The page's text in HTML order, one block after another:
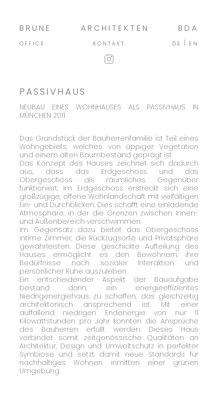
BRUNE ARCHITEKTEN BDA
OFFICE KONTAKT DE EN
PASSIVHAUS
NEUBAU EINES WOHNHAUSES ALS PASSIVHAUS IN
MÜNCHEN 2011
Das Grundstück der Bauherrenfamilie ist Teil eines
Wohngebiets, welches von üppiger Vegetation
und einem alten Baumbestand geprägt ist.
Das Konzept des Hauses zeichnet sich dadurch
aus, dass das Erdgeschoss und das
Obergeschoss als räumliches Gegenüber
funktioniert. Im Erdgeschoss erstreckt sich eine
großzügige, offene Wohnlandschaft mit vielfältigen
Ein- und Durchblicken. Dies schafft eine einladende
Atmosphäre, in der die Grenzen zwischen Innen-
und Außenbereich verschwimmen.
Im Gegensatz dazu bietet das Obergeschoss
intime Zimmer, die Rückzugsorte und Privatsphäre
gewährleisten. Diese geschickte Aufteilung des
Hauses ermöglicht es den Bewohnern, ihre
Bedürfnisse nach sozialer Interaktion und
persönlicher Ruhe auszuleben.
Ein entscheidender Aspekt der Bauaufgabe
bestand darin, ein energieeffizientes
Niedrigenergiehaus zu schaffen, das gleichzeitig
architektonisch ansprechend ist. Mit einer
auffallend niedrigen Endenergie von nur 11
Kilowattstunden pro Jahr konnten die Ansprüche
des Bauherren erfüllt werden. Dieses Haus
verbindet somit zeitgenössische Qualitäten an
Architektur, Design und Umweltschutz in perfekter
Symbiose und setzt damit neue Standards für
nachhaltiges Wohnen inmitten einer grünen
Umgebung.